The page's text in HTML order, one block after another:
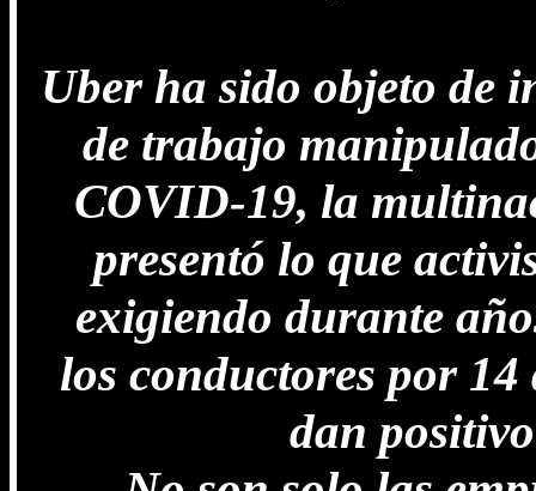
Uber ha sido objeto de
de trabajo
COVID-19, la
presentó lo que
exigiendo durante
los conductores por
dan